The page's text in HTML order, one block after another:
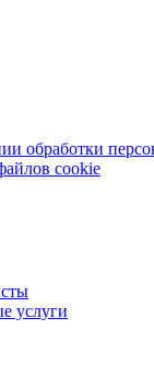
обработки
cookie
услуги